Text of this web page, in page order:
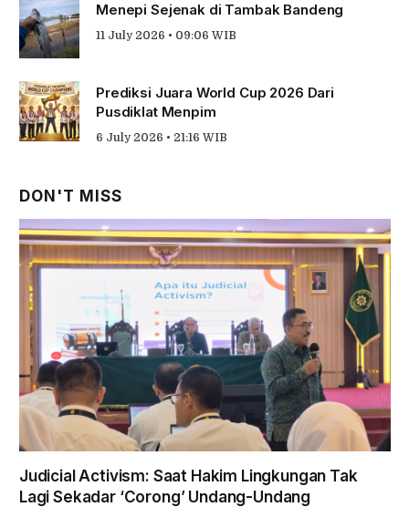
Menepi Sejenak di Tambak Bandeng
11 July 2026 • 09:06 WIB
Prediksi Juara World Cup 2026 Dari
Pusdiklat Menpim
6 July 2026 • 21:16 WIB
DON'T MISS
Judicial Activism: Saat Hakim Lingkungan Tak
Lagi Sekadar ‘Corong’ Undang-Undang